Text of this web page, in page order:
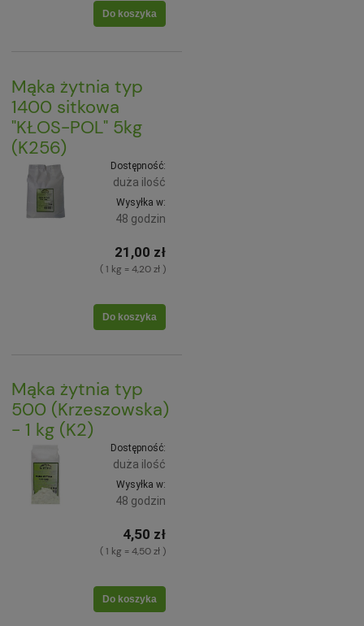
Do koszyka
Mąka żytnia typ
1400 sitkowa
"KŁOS-POL" 5kg
(K256)
Dostępność:
duża ilość
Wysyłka w:
48 godzin
21,00 zł
( 1 kg = 4,20 zł )
Do koszyka
Mąka żytnia typ
500 (Krzeszowska)
- 1 kg (K2)
Dostępność:
duża ilość
Wysyłka w:
48 godzin
4,50 zł
( 1 kg = 4,50 zł )
Do koszyka